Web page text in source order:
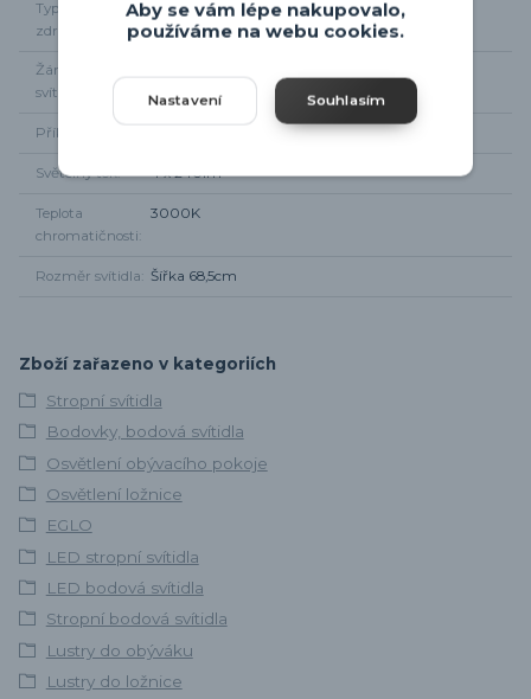
Typ světelného
zdroje
4 x GU10
Žárovky součástí
svítidla
Příkon
Světelný tok 4 x 240lm
Teplota
chromatičnosti
3000K
Rozměr svítidla Šířka 68,5cm
Zboží zařazeno v kategoriích
Stropní svítidla
Bodovky, bodová svítidla
Osvětlení obývacího pokoje
Osvětlení ložnice
EGLO
LED stropní svítidla
LED bodová svítidla
Stropní bodová svítidla
Lustry do obýváku
Lustry do ložnice
Aby se vám lépe nakupovalo,
používáme na webu cookies.
Nastavení Souhlasím